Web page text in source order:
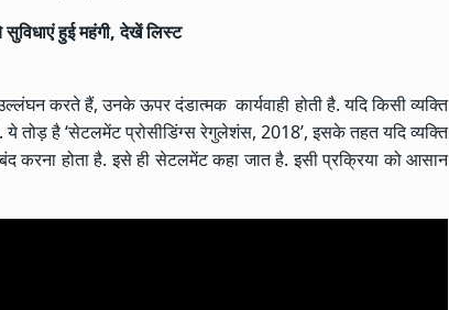
हुई महंगी, देखें लिस्ट
करते हैं, उनके ऊपर दंडात्मक कार्यवाही होती है. यदि किसी व्यक्ति
तोड़ है ‘सेटलमेंट प्रोसीडिंग्स रेगुलेशंस, 2018’, इसके तहत यदि व्यक्ति
करना होता है. इसे ही सेटलमेंट कहा जात है. इसी प्रक्रिया को आसान